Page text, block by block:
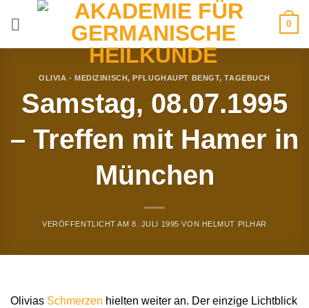
0
OLIVIA - MEDIZINISCH,PFLUGHAUPT BENGT,TAGEBUCH
Samstag, 08.07.1995
– Treffen mit Hamer in
München
VERÖFFENTLICHT AM8. JULI 1995 VON HELMUT PILHAR
Olivias Schmerzen hielten weiter an. Der einzige Lichtblick